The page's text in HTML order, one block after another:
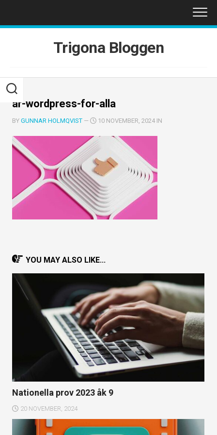
content
Trigona Bloggen
ar-wordpress-for-alla
BY GUNNAR HOLMQVIST — 10 NOVEMBER, 2024 IN
YOU MAY ALSO LIKE...
Nationella prov 2023 åk 9
20 NOVEMBER, 2024